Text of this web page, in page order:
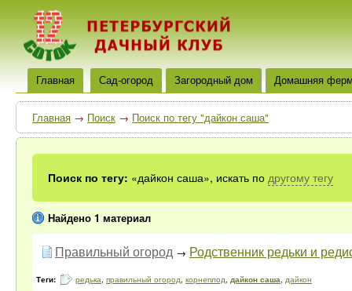
Главная Сад-огород Загородный дом Домашняя
Главная → Поиск → Поиск по тегу "дайкон саша"
Поиск по тегу: «дайкон саша», искать по другому тегу
Найдено 1 материал
Правильный огород → Родственник редьки и
Теги: редька, правильный огород, корнеплод, дайкон саша, дайкон